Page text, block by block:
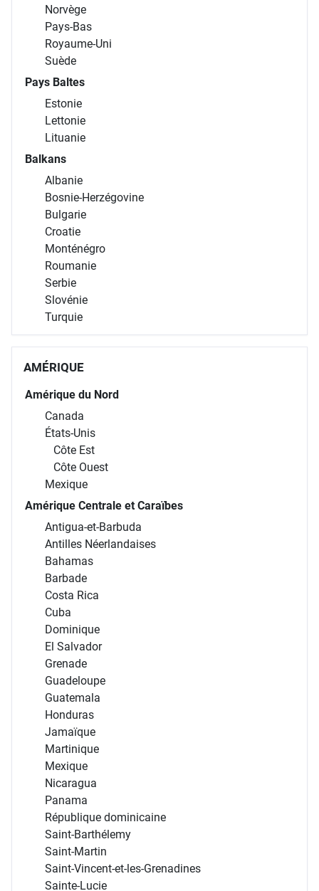
Norvège
Pays-Bas
Royaume-Uni
Suède
Pays Baltes
Estonie
Lettonie
Lituanie
Balkans
Albanie
Bosnie-Herzégovine
Bulgarie
Croatie
Monténégro
Roumanie
Serbie
Slovénie
Turquie
AMÉRIQUE
Amérique du Nord
Canada
États-Unis
Côte Est
Côte Ouest
Mexique
Amérique Centrale et Caraïbes
Antigua-et-Barbuda
Antilles Néerlandaises
Bahamas
Barbade
Costa Rica
Cuba
Dominique
El Salvador
Grenade
Guadeloupe
Guatemala
Honduras
Jamaïque
Martinique
Mexique
Nicaragua
Panama
République dominicaine
Saint-Barthélemy
Saint-Martin
Saint-Vincent-et-les-Grenadines
Sainte-Lucie